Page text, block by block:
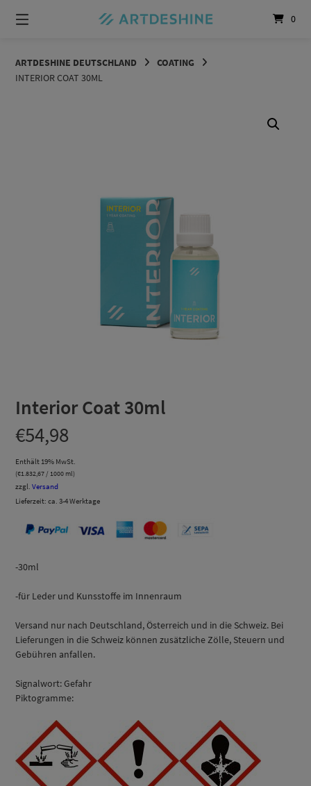
zum
0
ARTDESHINE DEUTSCHLAND
COATING
INTERIOR COAT 30ML
Interior Coat 30ml
€54,98
Enthält 19% MwSt.
(€1.832,67 / 1000 ml)
zzgl.Versand
Lieferzeit: ca. 3-4 Werktage
-30ml
-für Leder und Kunsstoffe im Innenraum
Versand nur nach Deutschland, Österreich und in die Schweiz. Bei
Lieferungen in die Schweiz können zusätzliche Zölle, Steuern und
Gebühren anfallen.
Signalwort: Gefahr
Piktogramme: